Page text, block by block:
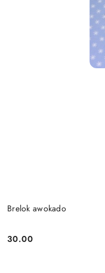
Brelok awokado
Cena:
30.00